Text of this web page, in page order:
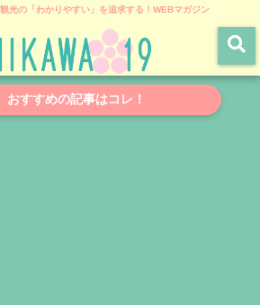
光の「わかりやすい」を追求する！WEBマガジン
おすすめの記事はコレ！